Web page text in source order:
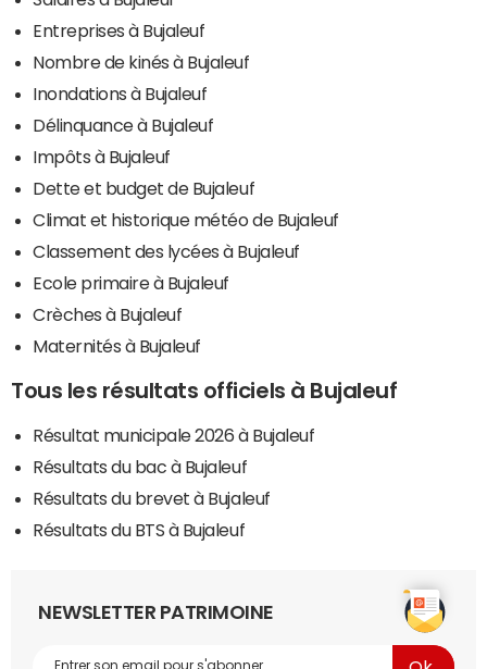
Entreprises à Bujaleuf
Nombre de kinés à Bujaleuf
Inondations à Bujaleuf
Délinquance à Bujaleuf
Impôts à Bujaleuf
Dette et budget de Bujaleuf
Climat et historique météo de Bujaleuf
Classement des lycées à Bujaleuf
Ecole primaire à Bujaleuf
Crèches à Bujaleuf
Maternités à Bujaleuf
Tous les résultats officiels à Bujaleuf
Résultat municipale 2026 à Bujaleuf
Résultats du bac à Bujaleuf
Résultats du brevet à Bujaleuf
Résultats du BTS à Bujaleuf
NEWSLETTER PATRIMOINE